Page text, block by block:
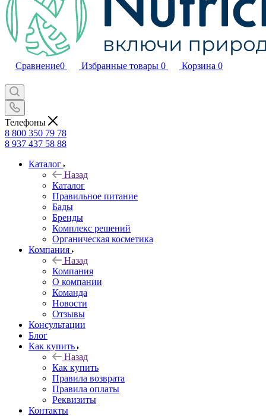
Сравнение0 Избранные товары 0 Корзина 0
Телефоны
8 800 350 79 78
8 937 437 58 88
Каталог
Назад
Каталог
Правильное питание
Бады
Бренды
Комплекс решений
Органическая косметика
Компания
Назад
Компания
О компании
Команда
Новости
Отзывы
Консультации
Блог
Как купить
Назад
Как купить
Правила возврата
Правила оплаты
Реквизиты
Контакты